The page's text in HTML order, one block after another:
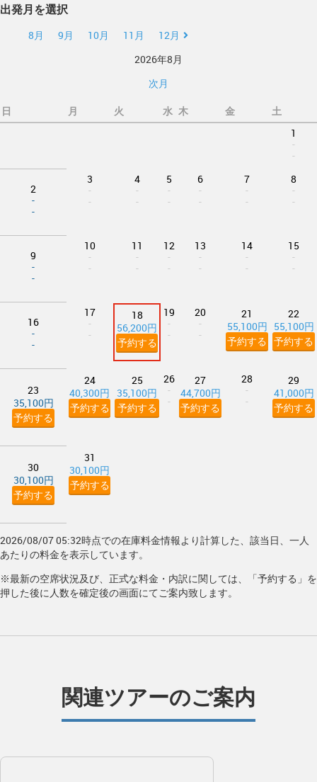
出発月を選択
8月 9月 10月 11月
12月
2026年8月
次月
日 月 火 水 木 金
土
1
-
-
2
-
-
3
-
-
4
-
-
5
-
-
6
-
-
7
-
-
8
-
-
9
-
-
10
-
-
11
-
-
12
-
-
13
-
-
14
-
-
15
-
-
16
-
-
17
-
-
18
56,200円
予約する
19
-
-
20
-
-
21
55,100円
予約する
22
55,100円
予約する
23
35,100円
予約する
24
40,300円
予約する
25
35,100円
予約する
26
-
-
27
44,700円
予約する
28
-
-
29
41,000円
予約する
30
30,100円
予約する
31
30,100円
予約する
2026/08/07 05:32時点での在庫料金情報より計算した、該当日、一人
あたりの料金を表示しています。
※最新の空席状況及び、正式な料金・内訳に関しては、「予約する」を
押した後に人数を確定後の画面にてご案内致します。
関連ツアーのご案内